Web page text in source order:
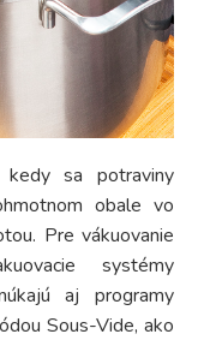
sa potraviny
obale vo
Pre vákuovanie
systémy
aj programy
Sous-Vide, ako